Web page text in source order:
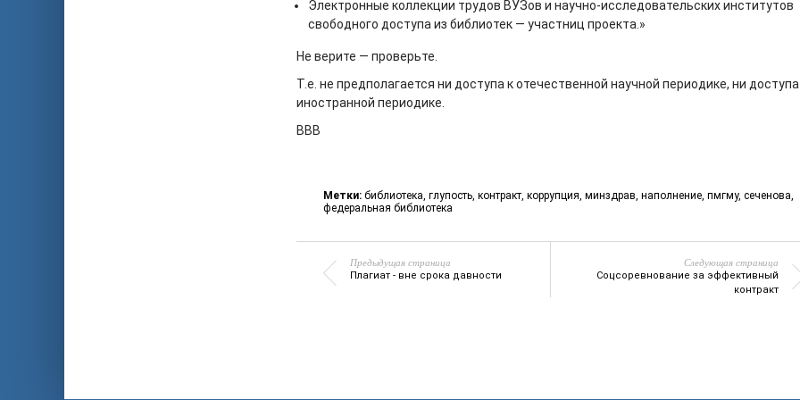
Электронные коллекции трудов ВУЗов и научно-исследовательских институтов
свободного доступа из библиотек — участниц проекта.»
Не верите — проверьте.
Т.е. не предполагается ни доступа к отечественной научной периодике, ни доступа
иностранной периодике.
ВВВ
Метки: библиотека, глупость, контракт, коррупция, минздрав, наполнение, пмгму, сеченова,
федеральная библиотека
Предыдущая страница
Плагиат - вне срока давности
Следующая страница
Соцсоревнование за эффективный
контракт